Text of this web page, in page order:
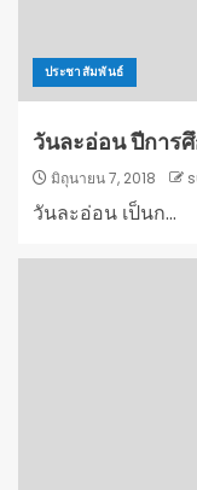
ประชาสัมพันธ์
วันละอ่อน ปีการศึ
มิถุนายน 7, 2018
วันละอ่อน เป็นก...